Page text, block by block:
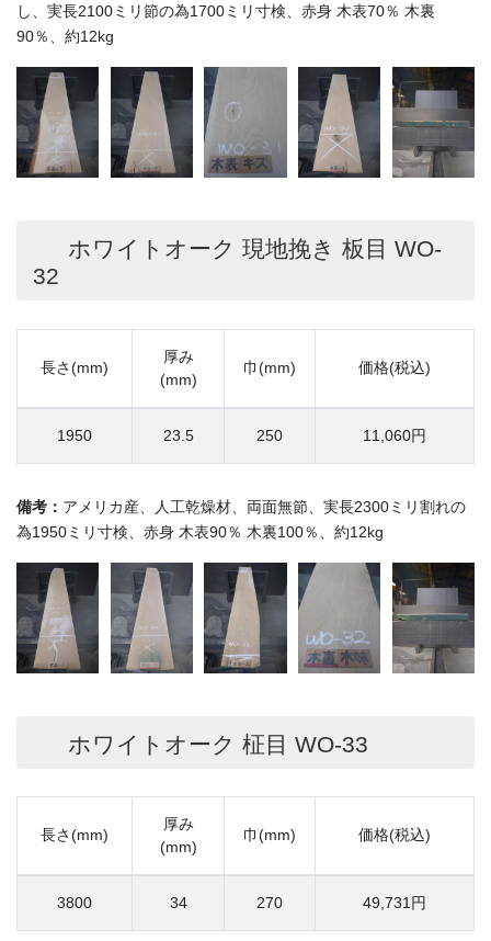
し、実長2100ミリ節の為1700ミリ寸検、赤身 木表70％ 木裏
90％、約12kg
ホワイトオーク 現地挽き 板目 WO-
32
長さ(mm)
厚み
(mm)
巾(mm) 価格(税込)
1950 23.5 250 11,060円
備考： アメリカ産、人工乾燥材、両面無節、実長2300ミリ割れの
為1950ミリ寸検、赤身 木表90％ 木裏100％、約12kg
ホワイトオーク 柾目 WO-33
長さ(mm)
厚み
(mm)
巾(mm) 価格(税込)
3800 34 270 49,731円